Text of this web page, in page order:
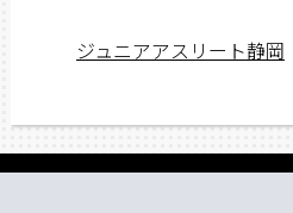
ジュニアアスリート静岡